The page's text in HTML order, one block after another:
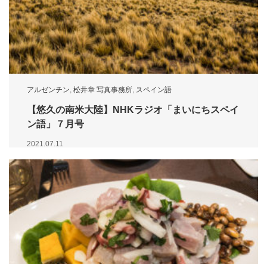
アルゼンチン, 松井章 写真事務所, スペイン語
【悠久の南米大陸】NHKラジオ「まいにちスペイ
ン語」７月号
2021.07.11